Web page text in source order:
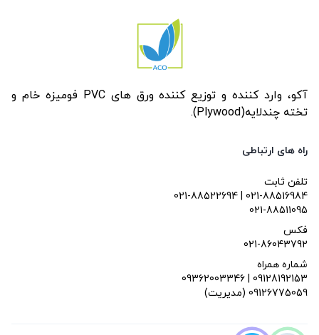
آکو، وارد کننده و توزیع کننده ورق های PVC فومیزه خام و
تخته چندلایه(Plywood).
راه های ارتباطی
تلفن ثابت
021-88522694 | 021-88516984
021-88511095
فکس
021-86043792
شماره همراه
09362003346 | 09128192153
(مدیریت) 09126775059